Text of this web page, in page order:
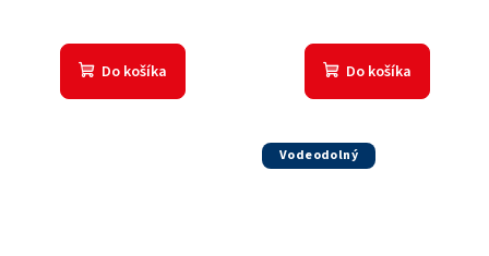
Do košíka Do košíka
Vodeodolný